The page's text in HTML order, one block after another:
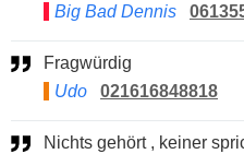
Big Bad Dennis
Fragwürdig
Udo
021616848818
Nichts gehört , keiner